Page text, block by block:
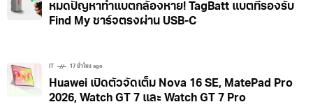
หมดปัญหาทำแบตกล้องหาย! TagBatt แบตที่รองรับ
Find My ชาร์จตรงผ่าน USB-C
17 ชั่วโมง ago
Huawei เปิดตัวจัดเต็ม Nova 16 SE, MatePad Pro
2026, Watch GT 7 และ Watch GT 7 Pro